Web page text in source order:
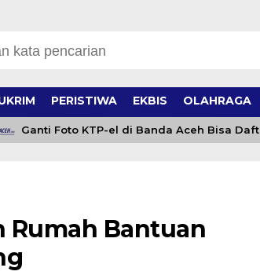
PERISTIWA EKBIS OLAHRAGA
Foto KTP-el di Banda Aceh Bisa Daftar
Rumah Bantuan